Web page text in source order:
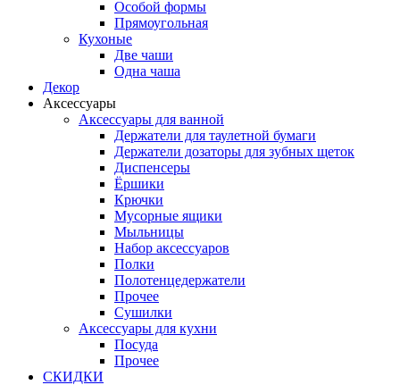
Особой формы
Прямоугольная
Кухоные
Две чаши
Одна чаша
Декор
Аксессуары
Аксессуары для ванной
Держатели для таулетной бумаги
Держатели дозаторы для зубных щеток
Диспенсеры
Ёршики
Крючки
Мусорные ящики
Мыльницы
Набор аксессуаров
Полки
Полотенцедержатели
Прочее
Сушилки
Аксессуары для кухни
Посуда
Прочее
СКИДКИ